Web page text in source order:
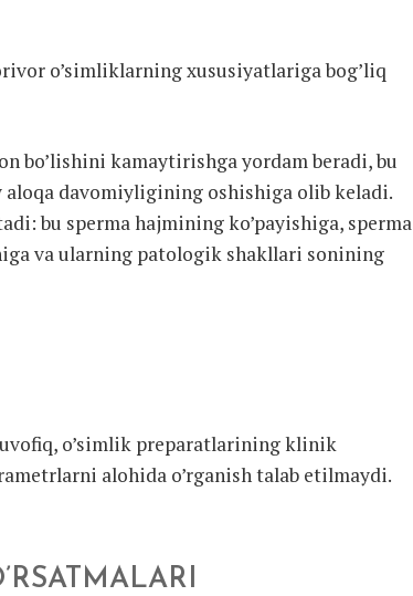
o’simliklarning xususiyatlariga bog’liq
bo’lishini kamaytirishga yordam beradi, bu
davomiyligining oshishiga olib keladi.
bu sperma hajmining ko’payishiga, sperma
va ularning patologik shakllari sonining
o’simlik preparatlarining klinik
alohida o’rganish talab etilmaydi.